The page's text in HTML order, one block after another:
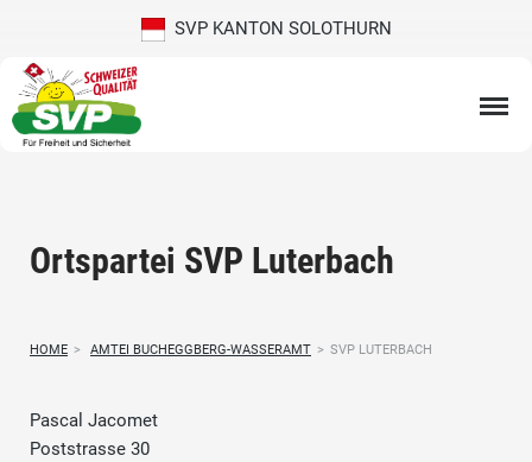
SVP KANTON SOLOTHURN
Ortspartei SVP Luterbach
HOME > AMTEI BUCHEGGBERG-WASSERAMT > SVP LUTERBACH
Pascal Jacomet
Poststrasse 30